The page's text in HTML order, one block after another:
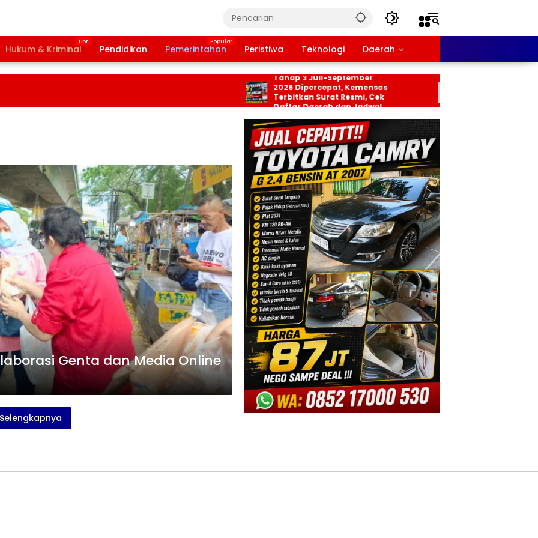
Hukum & Kriminal Pendidikan Pemerintahan Peristiwa Teknologi Daerah
Bansos PKH dan BPNT
Tahap 3 Juli-September
2026 Dipercepat, Kemensos
Terbitkan Surat Resmi, Cek
Daftar Daerah dan Jadwal
Genta dan Media Online
Selengkapnya